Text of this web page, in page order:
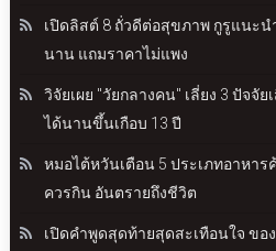
เปิดลิสต์ 8 ถั่วดีต่อสุขภาพ กูรูแนะน
นาน แถมราคาไม่แพง
วิจัยเผย "วัยกลางคน" เลี่ยง 3 ปัจจัย
ได้นานขึ้นเกือบ 13 ปี
หมอไต้หวันเตือน 5 ประเภทอาหาร
ควรกิน อันตรายถึงชีวิต
เปิดคำพูดสุดท้ายสุดสะเทือนใจ ขอ